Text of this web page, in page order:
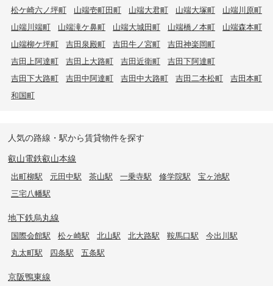
松ケ崎六ノ坪町
山端壱町田町 山端大君町 山端大塚町
山端川原町
山端川端町
山端滝ケ鼻町 山端大城田町 山端橋ノ本町
山端森本町
山端柳ケ坪町
吉田泉殿町 吉田牛ノ宮町
吉田神楽岡町
吉田上阿達町
吉田上大路町 吉田近衛町
吉田下阿達町
吉田下大路町
吉田中阿達町 吉田中大路町 吉田二本松町
吉田本町
和国町
人気の路線・駅から賃貸物件を探す
叡山電鉄叡山本線
出町柳駅 元田中駅 茶山駅 一乗寺駅 修学院駅
宝ヶ池駅
三宅八幡駅
地下鉄烏丸線
国際会館駅 松ヶ崎駅 北山駅 北大路駅 鞍馬口駅
今出川駅
丸太町駅
四条駅 五条駅
京阪鴨東線